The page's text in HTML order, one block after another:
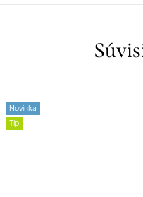
Novinka
Tip